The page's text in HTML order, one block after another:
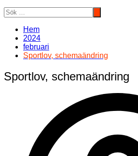
Hem
2024
februari
Sportlov, schemaändring
Sportlov, schemaändring